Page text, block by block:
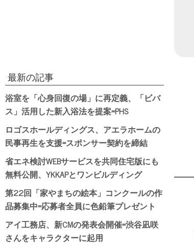
最新の記事
浴室を「心身回復の場」に再定義、「ビバ
ス」活用した新入浴法を提案=PHS
ロゴスホールディングス、アエラホームの
民事再生を支援=スポンサー契約を締結
省エネ検討WEBサービスを共同住宅版にも
無料公開、YKKAPとワンビルディング
第22回「家やまちの絵本」コンクールの作
品募集中=応募者全員に色鉛筆プレゼント
アイ工務店、新CMの発表会開催=渋谷凪咲
さんをキャラクターに起用